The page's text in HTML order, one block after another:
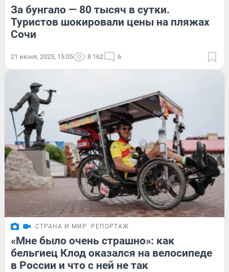
За бунгало — 80 тысяч в сутки.
Туристов шокировали цены на пляжах
Сочи
21 июня, 2025, 15:05 8 162 6
СТРАНА И МИР РЕПОРТАЖ
«Мне было очень страшно»: как
бельгиец Клод оказался на велосипеде
в России и что с ней не так